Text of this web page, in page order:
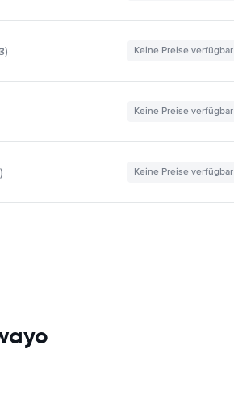
Keine Preise verfügbar
Keine Preise verfügbar
Keine Preise verfügbar